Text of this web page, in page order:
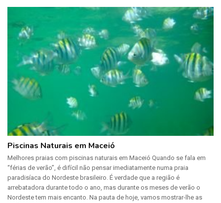
Piscinas Naturais em Maceió
Melhores praias com piscinas naturais em Maceió Quando se fala em
“férias de verão”, é difícil não pensar imediatamente numa praia
paradisíaca do Nordeste brasileiro. É verdade que a região é
arrebatadora durante todo o ano, mas durante os meses de verão o
Nordeste tem mais encanto. Na pauta de hoje, vamos mostrar-lhe as